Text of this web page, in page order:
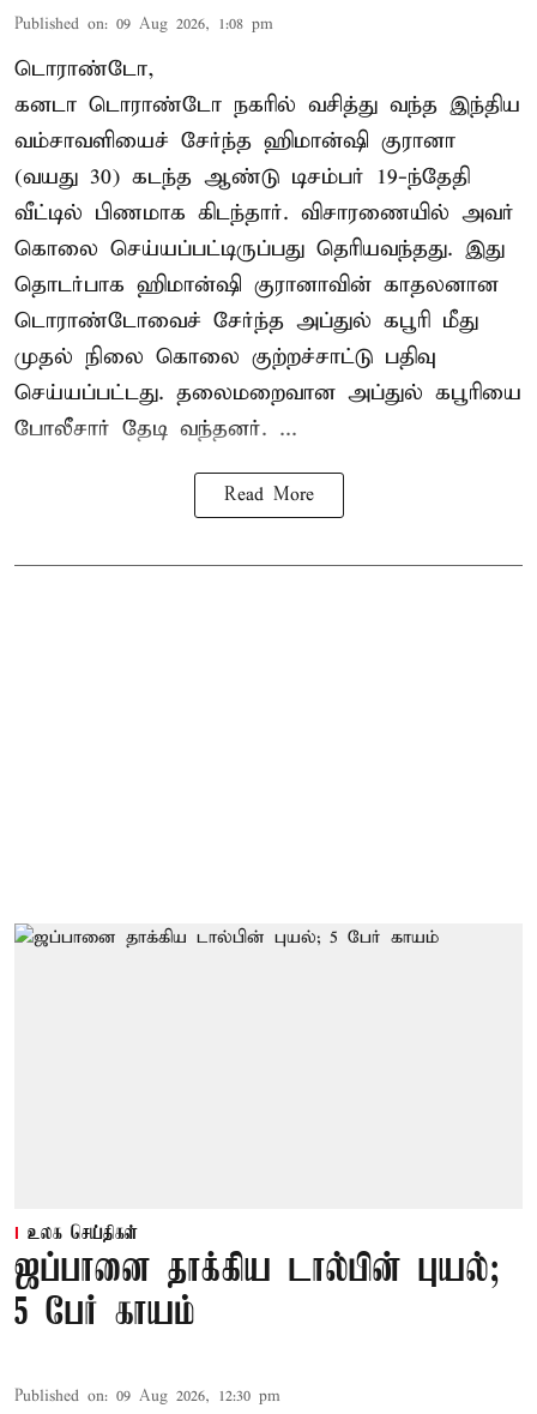
Published on: 09 Aug 2026, 1:08 pm
டொராண்டோ,
கனடா டொராண்டோ நகரில் வசித்து வந்த இந்திய
வம்சாவளியைச் சேர்ந்த ஹிமான்ஷி குரானா
(வயது 30) கடந்த ஆண்டு டிசம்பர் 19-ந்தேதி
வீட்டில் பிணமாக கிடந்தார். விசாரணையில் அவர்
கொலை செய்யப்பட்டிருப்பது தெரியவந்தது. இது
தொடர்பாக ஹிமான்ஷி குரானாவின் காதலனான
டொராண்டோவைச் சேர்ந்த அப்துல் கபூரி மீது
முதல் நிலை கொலை குற்றச்சாட்டு பதிவு
செய்யப்பட்டது. தலைமறைவான அப்துல் கபூரியை
போலீசார் தேடி வந்தனர். ...
Read More
உலக செய்திகள்
ஜப்பானை தாக்கிய டால்பின் புயல்;
5 பேர் காயம்
Published on: 09 Aug 2026, 12:30 pm